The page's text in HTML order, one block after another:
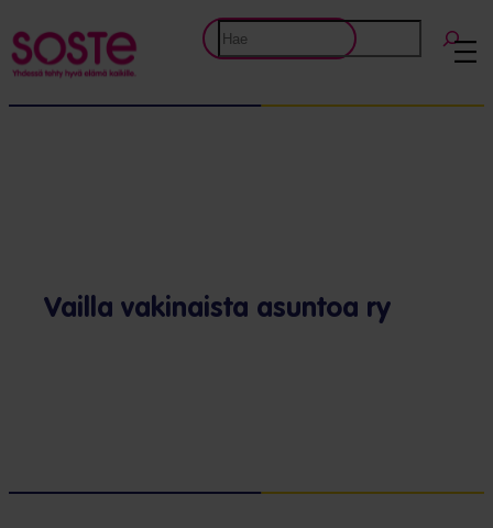
Etsi
Vailla vakinaista asuntoa ry